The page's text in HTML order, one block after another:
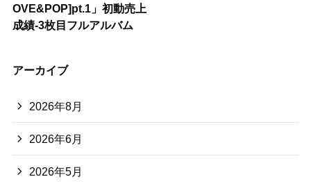
OVE&POP]pt.1」初動売上
成績-3枚目フルアルバム
アーカイブ
2026年8月
2026年6月
2026年5月